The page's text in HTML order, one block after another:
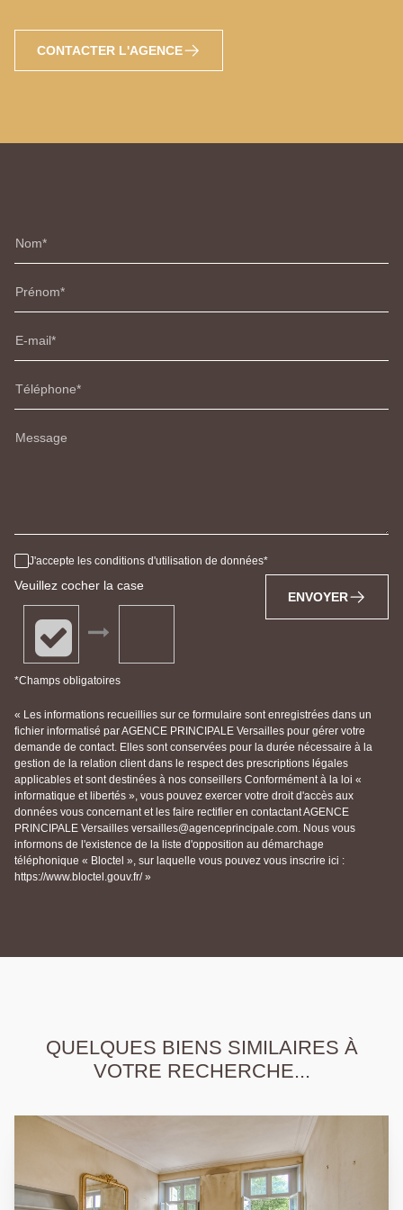
CONTACTER L'AGENCE
Nom
Prénom
E-mail
Téléphone
Message
J'accepte les conditions d'utilisation de données
Veuillez cocher la case
*Champs obligatoires
ENVOYER
« Les informations recueillies sur ce formulaire sont enregistrées dans un
fichier informatisé par AGENCE PRINCIPALE Versailles pour gérer votre
demande de contact. Elles sont conservées pour la durée nécessaire à la
gestion de la relation client dans le respect des prescriptions légales
applicables et sont destinées à nos conseillers Conformément à la loi «
informatique et libertés », vous pouvez exercer votre droit d'accès aux
données vous concernant et les faire rectifier en contactant AGENCE
PRINCIPALE Versailles versailles@agenceprincipale.com. Nous vous
informons de l'existence de la liste d'opposition au démarchage
téléphonique « Bloctel », sur laquelle vous pouvez vous inscrire ici :
https://www.bloctel.gouv.fr/ »
QUELQUES BIENS SIMILAIRES À
VOTRE RECHERCHE...